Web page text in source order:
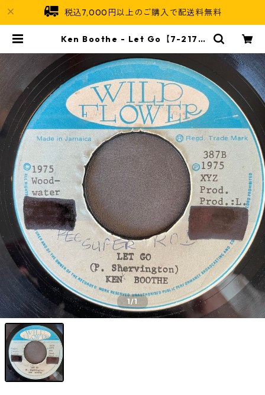
税込7,000円以上のご購入で配送料無料
Ken Boothe - Let Go【7-2178
1/1